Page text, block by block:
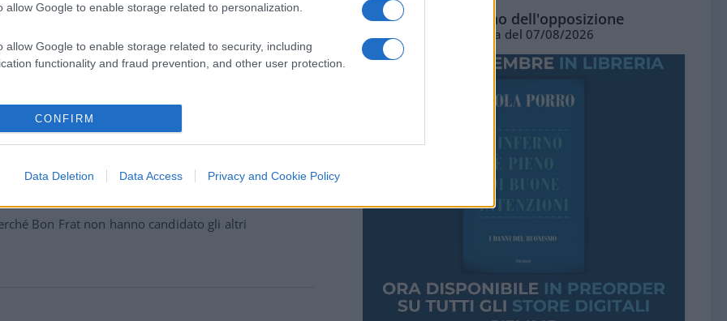
allow Google to enable storage related to personalization.
allow Google to enable storage related to security, including
functionality and fraud prevention, and other user protection.
CONFIRM
Data Deletion Data Access Privacy and Cookie Policy
subito qualche cucco che si batte per loro.
Bon Frat non hanno candidato gli altri
L'ottimismo dell'opposizione
Vignetta del 07/08/2026